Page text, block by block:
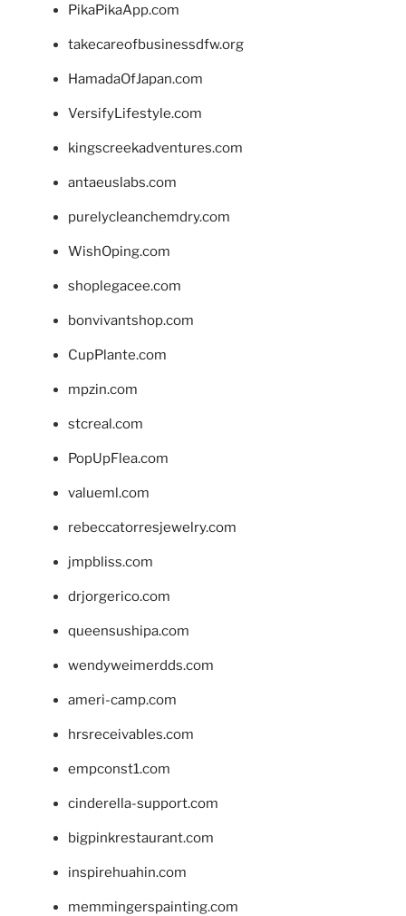
PikaPikaApp.com
takecareofbusinessdfw.org
HamadaOfJapan.com
VersifyLifestyle.com
kingscreekadventures.com
antaeuslabs.com
purelycleanchemdry.com
WishOping.com
shoplegacee.com
bonvivantshop.com
CupPlante.com
mpzin.com
stcreal.com
PopUpFlea.com
valueml.com
rebeccatorresjewelry.com
jmpbliss.com
drjorgerico.com
queensushipa.com
wendyweimerdds.com
ameri-camp.com
hrsreceivables.com
empconst1.com
cinderella-support.com
bigpinkrestaurant.com
inspirehuahin.com
memmingerspainting.com